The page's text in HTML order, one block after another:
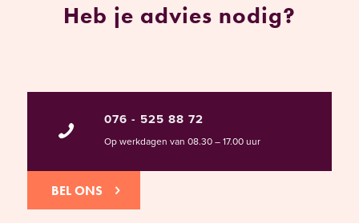
Heb je advies nodig?
076 - 525 88 72
Op werkdagen van 08.30 – 17.00 uur
BEL ONS